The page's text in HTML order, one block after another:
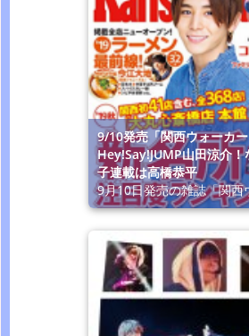
9/10発売「関西ウォーカ
Hey!Say!JUMP山田涼介！
子連載は高橋恭平
9月10日発売の雑誌「関西